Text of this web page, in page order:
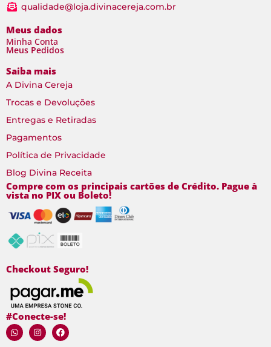
qualidade@loja.divinacereja.com.br
Meus dados
Minha Conta
Meus Pedidos
Saiba mais
A Divina Cereja
Trocas e Devoluções
Entregas e Retiradas
Pagamentos
Política de Privacidade
Blog Divina Receita
Compre com os principais cartões de Crédito. Pague à
vista no PIX ou Boleto!
Checkout Seguro!
#Conecte-se!